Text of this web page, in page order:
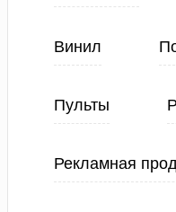
Винил
Пульты
Рекламная